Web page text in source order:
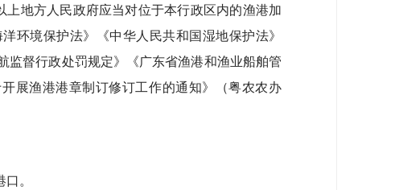
地方人民政府应当对位于本行政区内的渔港加
环境保护法》《中华人民共和国湿地保护法》
监督行政处罚规定》《广东省渔港和渔业船舶管
展渔港港章制订修订工作的通知》（粤农农办
。